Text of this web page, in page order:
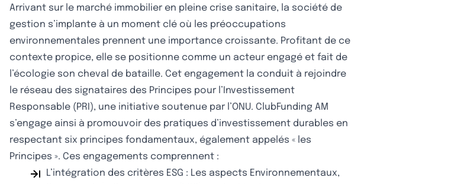
Arrivant sur le marché immobilier en pleine crise sanitaire, la société de
gestion s’implante à un moment clé où les préoccupations
environnementales prennent une importance croissante. Profitant de ce
contexte propice, elle se positionne comme un acteur engagé et fait de
l’écologie son cheval de bataille. Cet engagement la conduit à rejoindre
le réseau des signataires des Principes pour l’Investissement
Responsable (PRI), une initiative soutenue par l’ONU. ClubFunding AM
s’engage ainsi à promouvoir des pratiques d’investissement durables en
respectant six principes fondamentaux, également appelés « les
Principes ». Ces engagements comprennent :
L’intégration des critères ESG : Les aspects Environnementaux,